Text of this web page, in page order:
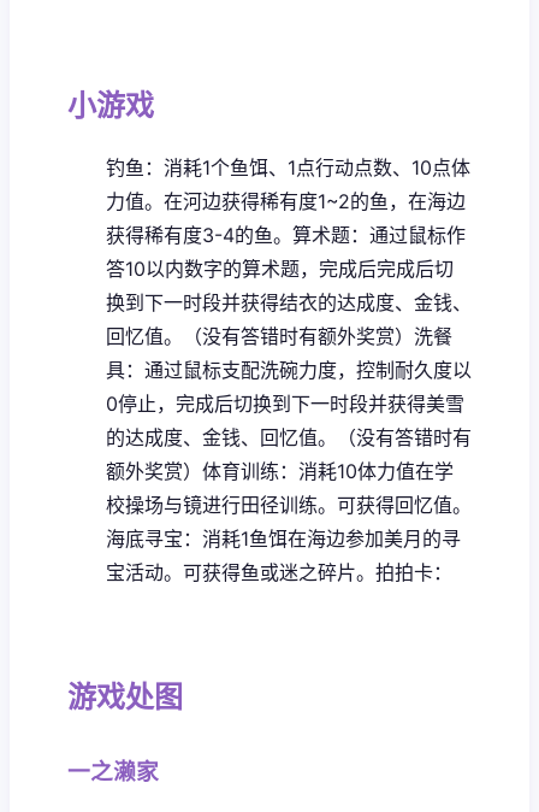
小游戏
钓鱼：消耗1个鱼饵、1点行动点数、10点体
力值。在河边获得稀有度1~2的鱼，在海边
获得稀有度3-4的鱼。 算术题：通过鼠标作
答10以内数字的算术题，完成后完成后切
换到下一时段并获得结衣的达成度、金钱、
回忆值。（没有答错时有额外奖赏） 洗餐
具：通过鼠标支配洗碗力度，控制耐久度以
0停止，完成后切换到下一时段并获得美雪
的达成度、金钱、回忆值。（没有答错时有
额外奖赏） 体育训练：消耗10体力值在学
校操场与镜进行田径训练。可获得回忆值。
海底寻宝：消耗1鱼饵在海边参加美月的寻
宝活动。可获得鱼或迷之碎片。 拍拍卡：
游戏处图
一之濑家